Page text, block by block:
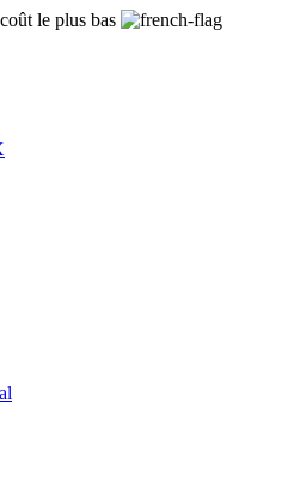
le plus bas